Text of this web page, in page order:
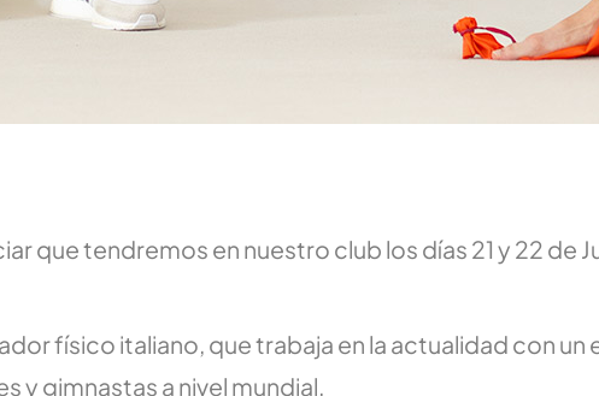
que tendremos en nuestro club los días 21 y 22 de
físico italiano, que trabaja en la actualidad con un
y gimnastas a nivel mundial.